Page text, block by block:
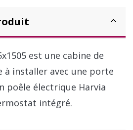
est une cabine de
à installer avec une porte
poêle électrique Harvia
intégré.